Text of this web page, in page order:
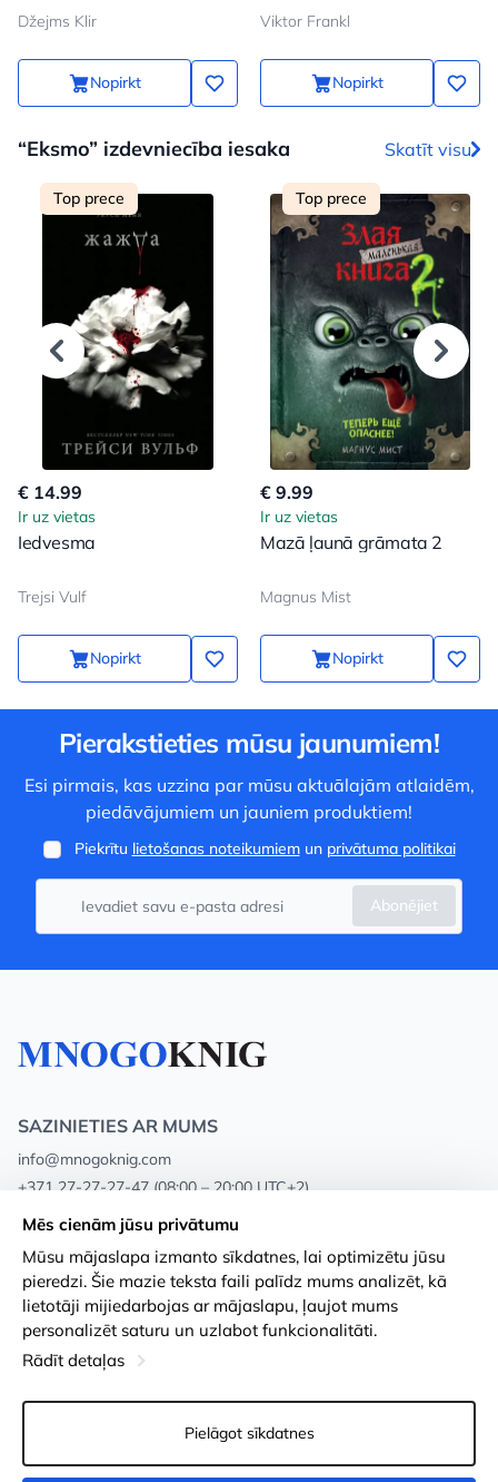
Džejms Klir
Nopirkt
Viktor Frankl
Nopirkt
“Eksmo” izdevniecība iesaka Skatīt visu
Top prece
€ 14.99
Ir uz vietas
Iedvesma
Trejsi Vulf
Nopirkt
Top prece
€ 9.99
Ir uz vietas
Mazā ļaunā grāmata 2
Magnus Mist
Nopirkt
Pierakstieties mūsu jaunumiem!
Esi pirmais, kas uzzina par mūsu aktuālajām atlaidēm,
piedāvājumiem un jauniem produktiem!
Piekrītu lietošanas noteikumiemun privātuma politikai
Abonējiet
SAZINIETIES AR MUMS
info@mnogoknig.com
+371 27-27-27-47 (08:00 – 20:00 UTC+2)
Rīga, Augusta Deglava 69d, LV-1082
Par mums
Veikali
Apmaksa un piegāde
Loayalitātes kartes
Vairumtirdzniecības pircējiem
Privātuma politika
Noteikumi un nosacījumi
Preču atgriešanās
Sīkdatņu iestatījumi
Mēs cienām jūsu privātumu
Mūsu mājaslapa izmanto sīkdatnes, lai optimizētu jūsu
pieredzi. Šie mazie teksta faili palīdz mums analizēt, kā
lietotāji mijiedarbojas ar mājaslapu, ļaujot mums
personalizēt saturu un uzlabot funkcionalitāti.
Rādīt detaļas
Pielāgot sīkdatnes